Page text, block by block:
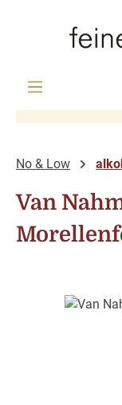
No & Low
Van
Bildergalerie